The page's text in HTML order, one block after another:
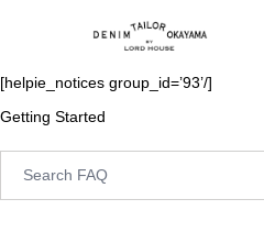
[helpie_notices group_id=’93’/]
Getting Started